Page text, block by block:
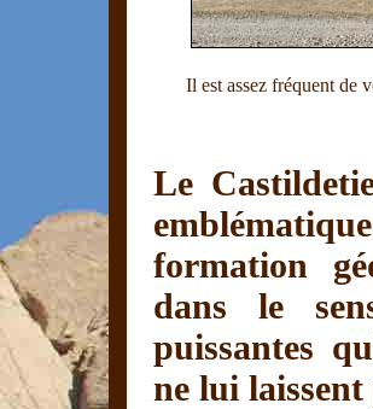
Il est assez fréquent de
Le
formation
dans le
puissantes
ne lui laissent